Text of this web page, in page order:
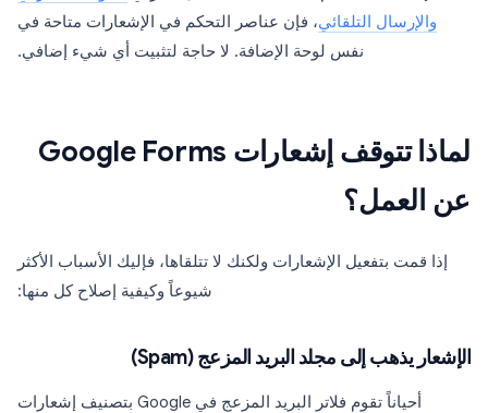
والإرسال التلقائي، فإن عناصر التحكم في الإشعارات متاحة في
نفس لوحة الإضافة. لا حاجة لتثبيت أي شيء إضافي.
لماذا تتوقف إشعارات Google Forms
عن العمل؟
إذا قمت بتفعيل الإشعارات ولكنك لا تتلقاها، فإليك الأسباب الأكثر
شيوعاً وكيفية إصلاح كل منها:
الإشعار يذهب إلى مجلد البريد المزعج (Spam)
أحياناً تقوم فلاتر البريد المزعج في Google بتصنيف إشعارات